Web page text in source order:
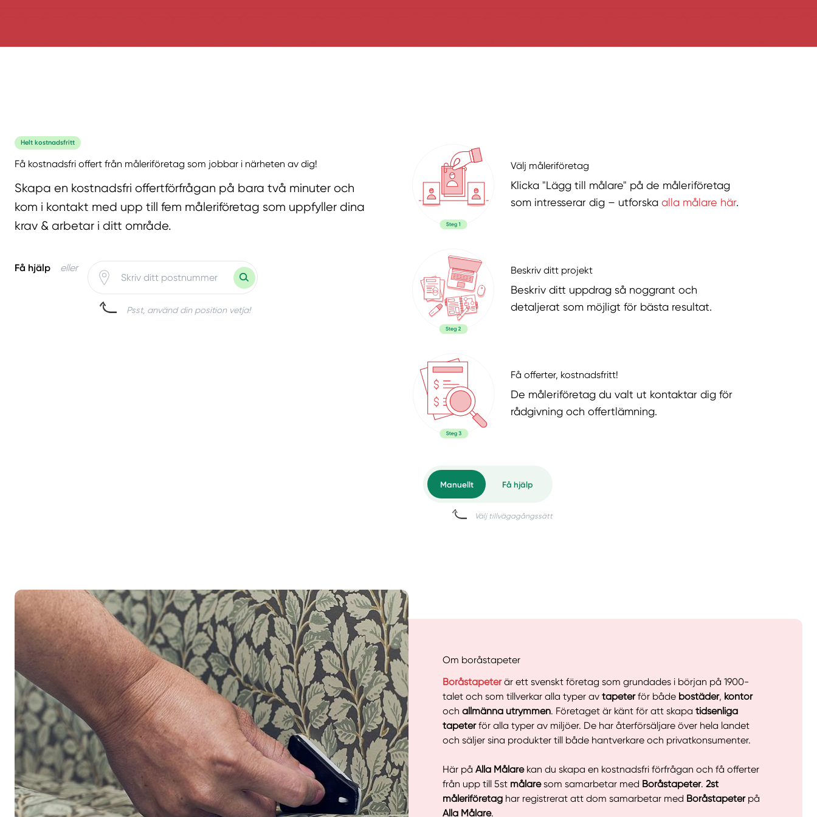
Helt kostnadsfritt
Få kostnadsfri offert från måleriföretag som jobbar i närheten av dig!
Skapa en kostnadsfri offertförfrågan på bara två minuter och
kom i kontakt med upp till fem måleriföretag som uppfyller dina
krav & arbetar i ditt område.
Få hjälp eller
Psst, använd din position vetja!
Välj måleriföretag
Klicka "Lägg till målare" på de måleriföretag
som intresserar dig – utforska alla målare här.
Beskriv ditt projekt
Beskriv ditt uppdrag så noggrant och
detaljerat som möjligt för bästa resultat.
Få offerter, kostnadsfritt!
De måleriföretag du valt ut kontaktar dig för
rådgivning och offertlämning.
Välj tillvägagångssätt
Om boråstapeter
Boråstapeterär ett svenskt företag som grundades i början på 1900-
talet och som tillverkar alla typer av tapeterför både bostäder, kontor
och allmänna utrymmen. Företaget är känt för att skapa tidsenliga
tapeterför alla typer av miljöer. De har återförsäljare över hela landet
och säljer sina produkter till både hantverkare och privatkonsumenter.
Här på Alla Målarekan du skapa en kostnadsfri förfrågan och få offerter
från upp till 5st målaresom samarbetar med Boråstapeter. 2st
måleriföretag har registrerat att dom samarbetar med Boråstapeter på
Alla Målare.